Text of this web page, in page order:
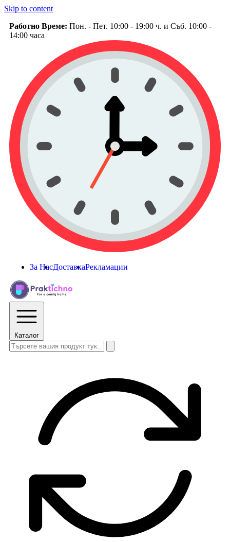
Skip to content
Работно Време: Пон. - Пет. 10:00 - 19:00 ч. и Съб. 10:00 -
14:00 часа
За НасДоставкаРекламации
Каталог